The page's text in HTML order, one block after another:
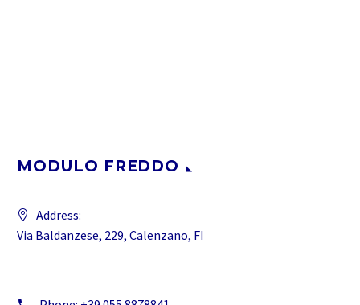
MODULO FREDDO
Address:
Via Baldanzese, 229, Calenzano, FI